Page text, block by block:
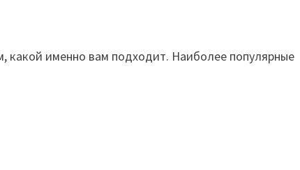
какой именно вам подходит. Наиболее популярные